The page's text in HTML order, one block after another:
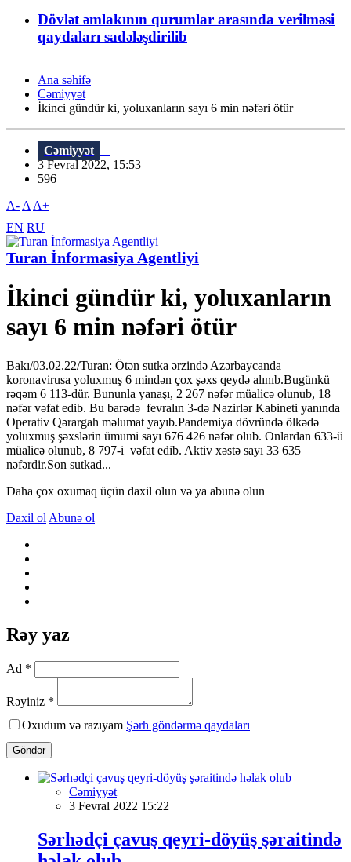
Dövlət əmlakının qurumlar arasında verilməsi
qaydaları sadələşdirilib
Ana səhifə
Cəmiyyət
İkinci gündür ki, yoluxanların sayı 6 min nəfəri ötür
Cəmiyyət
3 Fevral 2022, 15:53
596
A- A A+
EN RU
Turan İnformasiya Agentliyi
İkinci gündür ki, yoluxanların
sayı 6 min nəfəri ötür
Bakı/03.02.22/Turan: Ötən sutka ərzində Azərbaycanda
koronavirusa yoluxmuş 6 mindən çox şəxs qeydə alınıb.Bugünkü
rəqəm 6 113-dür. Bununla yanaşı, 2 267 nəfər müalicə olunub, 18
nəfər vəfat edib. Bu barədə fevralın 3-də Nazirlər Kabineti yanında
Operativ Qərargah məlumat yayıb.Pandemiya dövründə ölkədə
yoluxmuş şəxslərin ümumi sayı 676 426 nəfər olub. Onlardan 633-ü
müalicə olunub, 8 797-i vəfat edib. Aktiv xəstə sayı 33 635
nəfərdir.Son sutkad...
Daha çox oxumaq üçün daxil olun və ya abunə olun
Daxil ol Abunə ol
Rəy yaz
Ad *
Rəyiniz *
Oxudum və razıyam Şərh göndərmə qaydaları
Göndər
Cəmiyyət
3 Fevral 2022 15:22
Sərhədçi çavuş qeyri-döyüş şəraitində